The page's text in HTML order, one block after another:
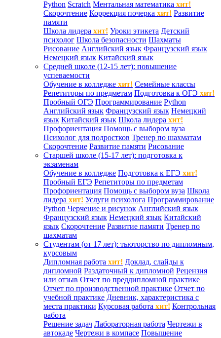
Python Scratch Ментальная математика хит!
Скорочтение Коррекция почерка хит! Развитие
памяти
Школа лидера хит! Уроки этикета Детский
психолог Школа безопасности Шахматы
Рисование Английский язык Французский язык
Немецкий язык Китайский язык
Средней школе (12-15 лет): повышение
успеваемости
Обучение в колледже хит! Семейные классы
Репетиторы по предметам Подготовка к ОГЭ хит!
Пробный ОГЭ Программирование Python
Английский язык Французский язык Немецкий
язык Китайский язык Школа лидера хит!
Профориентация Помощь с выбором вуза
Психолог для подростков Тренер по шахматам
Скорочтение Развитие памяти Рисование
Старшей школе (15-17 лет): подготовка к
экзаменам
Обучение в колледже Подготовка к ЕГЭ хит!
Пробный ЕГЭ Репетиторы по предметам
Профориентация Помощь с выбором вуза Школа
лидера хит! Услуги психолога Программирование
Python Черчение и рисунок Английский язык
Французский язык Немецкий язык Китайский
язык Скорочтение Развитие памяти Тренер по
шахматам
Студентам (от 17 лет): тьюторство по дипломным,
курсовым
Дипломная работа хит! Доклад, слайды к
дипломной Раздаточный к дипломной Рецензия
или отзыв Отчет по преддипломной практике
Отчет по производственной практике Отчет по
учебной практике Дневник, характеристика с
места практики Курсовая работа хит! Контрольная
работа
Решение задач Лабораторная работа Чертежи в
автокаде Чертежи в компасе Повышение